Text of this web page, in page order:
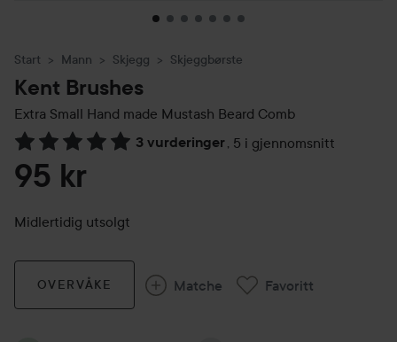
Start Mann Skjegg Skjeggbørste
Kent Brushes
Extra Small Hand made Mustash Beard Comb
3 vurderinger, 5 i gjennomsnitt
Gå til Vurderinger & anmeldelser
95 kr
Midlertidig utsolgt
OVERVÅKE Matche Favoritt